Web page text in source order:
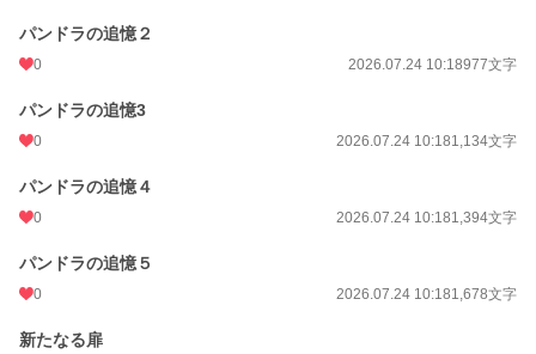
パンドラの追憶２
0 2026.07.24 10:18977文字
パンドラの追憶3
0 2026.07.24 10:181,134文字
パンドラの追憶４
0 2026.07.24 10:181,394文字
パンドラの追憶５
0 2026.07.24 10:181,678文字
新たなる扉